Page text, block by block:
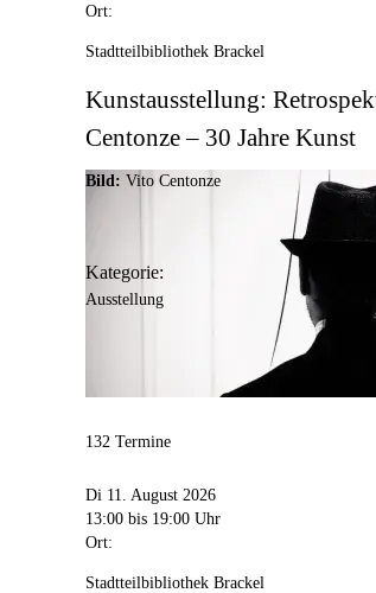
Ort:
Stadtteilbibliothek Brackel
Kunstausstellung:
Centonze – 30 Jahre Kunst
Bild: Vito Centonze
Kategorie:
Ausstellung
132 Termine
Di 11. August 2026
13:00 bis 19:00 Uhr
Ort:
Stadtteilbibliothek Brackel